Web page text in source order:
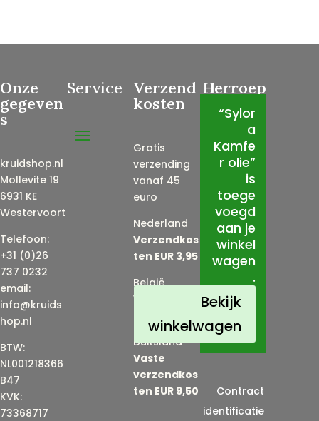
Onze
gegeven
s
kruidshop.nl
Mollevite 19
6931 KE
Westervoort
Telefoon:
+31 (0)26
737 0232
email:
info@kruids
hop.nl
BTW:
NL001218366
B47
KVK:
73368717
Service Verzend
kosten
Gratis
verzending
vanaf 45
euro
Nederland
Verzendkos
ten EUR 3,95
België
Verzendkos
Duitsland
Vaste
verzendkos
ten EUR 9,50
Herroep
“Sylor
a
Kamfe
r olie”
is
toege
voegd
aan je
winkel
wagen
.
Bekijk
winkelwagen
Contract
identificatie